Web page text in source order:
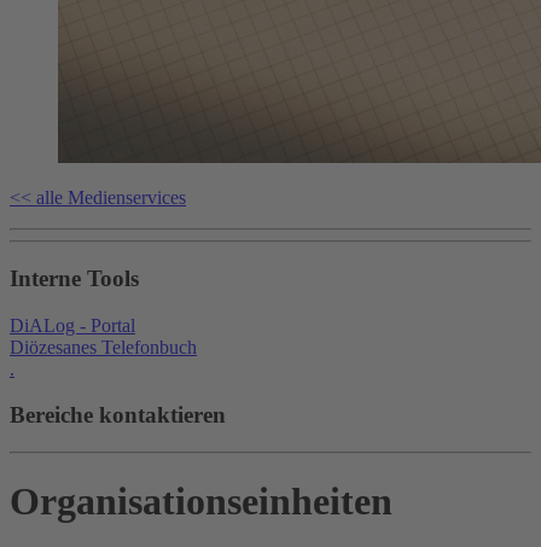
<< alle Medienservices
Interne Tools
DiALog - Portal
Diözesanes Telefonbuch
.
Bereiche kontaktieren
Organisationseinheiten